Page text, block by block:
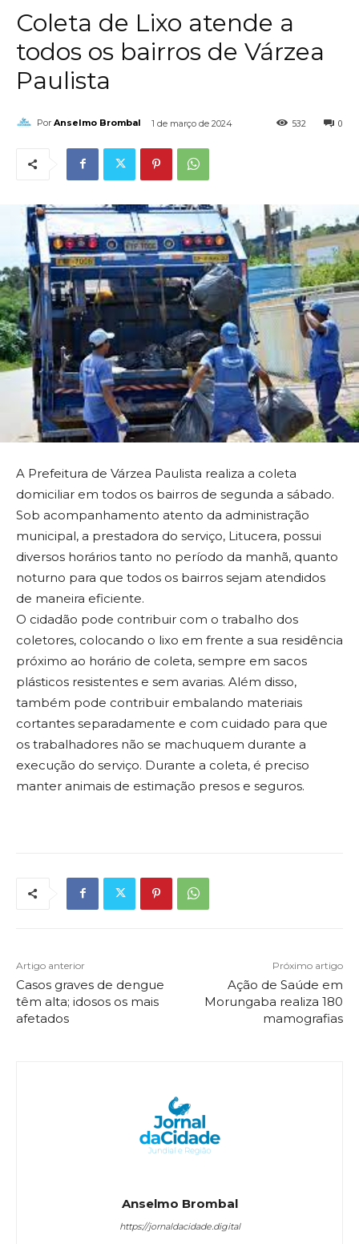
Coleta de Lixo atende a
todos os bairros de Várzea
Paulista
Por Anselmo Brombal 1 de março de 2024 0
532
A Prefeitura de Várzea Paulista realiza a coleta
domiciliar em todos os bairros de segunda a sábado.
Sob acompanhamento atento da administração
municipal, a prestadora do serviço, Litucera, possui
diversos horários tanto no período da manhã, quanto
noturno para que todos os bairros sejam atendidos
de maneira eficiente.
O cidadão pode contribuir com o trabalho dos
coletores, colocando o lixo em frente a sua residência
próximo ao horário de coleta, sempre em sacos
plásticos resistentes e sem avarias. Além disso,
também pode contribuir embalando materiais
cortantes separadamente e com cuidado para que
os trabalhadores não se machuquem durante a
execução do serviço. Durante a coleta, é preciso
manter animais de estimação presos e seguros.
Artigo anterior
Casos graves de dengue
têm alta; idosos os mais
afetados
Próximo artigo
Ação de Saúde em
Morungaba realiza 180
mamografias
Anselmo Brombal
https://jornaldacidade.digital